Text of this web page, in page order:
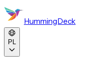
HummingDeck
PL